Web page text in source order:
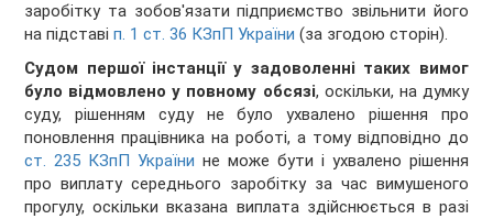
заробітку та зобов'язати підприємство звільнити його
на підставіп. 1 ст. 36 КЗпП України (за згодою сторін).
Судом першої інстанції у задоволенні таких вимог
було відмовлено у повному обсязі, оскільки, на думку
суду, рішенням суду не було ухвалено рішення про
поновлення працівника на роботі, а тому відповідно до
ст. 235 КЗпП України не може бути і ухвалено рішення
про виплату середнього заробітку за час вимушеного
прогулу, оскільки вказана виплата здійснюється в разі